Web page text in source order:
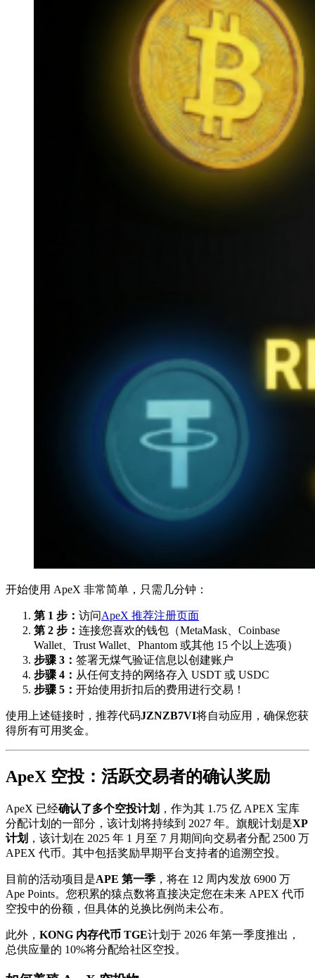
开始使用 ApeX 非常简单，只需几分钟：
第 1 步： 访问ApeX 推荐注册页面
第 2 步： 连接您喜欢的钱包（MetaMask、Coinbase
Wallet、Trust Wallet、Phantom 或其他 15 个以上选项）
步骤 3： 签署无煤气验证信息以创建账户
步骤 4： 从任何支持的网络存入 USDT 或 USDC
步骤 5： 开始使用折扣后的费用进行交易！
使用上述链接时，推荐代码JZNZB7VI将自动应用，确保您获
得所有可用奖金。
ApeX 空投：活跃交易者的确认奖励
ApeX 已经确认了多个空投计划 ，作为其 1.75 亿 APEX 宝库
分配计划的一部分，该计划将持续到 2027 年。旗舰计划是XP
计划 ，该计划在 2025 年 1 月至 7 月期间向交易者分配 2500 万
APEX 代币。其中包括奖励早期平台支持者的追溯空投。
目前的活动项目是APE 第一季 ，将在 12 周内发放 6900 万
Ape Points。您积累的猿点数将直接决定您在未来 APEX 代币
空投中的份额，但具体的兑换比例尚未公布。
此外， KONG 内存代币 TGE计划于 2026 年第一季度推出，
总供应量的 10%将分配给社区空投。